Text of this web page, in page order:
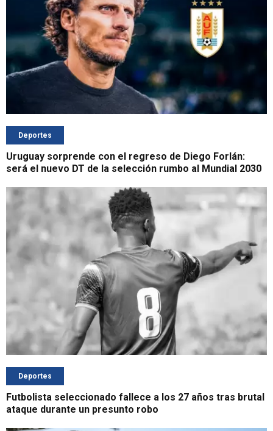
Deportes
Uruguay sorprende con el regreso de Diego Forlán:
será el nuevo DT de la selección rumbo al Mundial 2030
Deportes
Futbolista seleccionado fallece a los 27 años tras brutal
ataque durante un presunto robo